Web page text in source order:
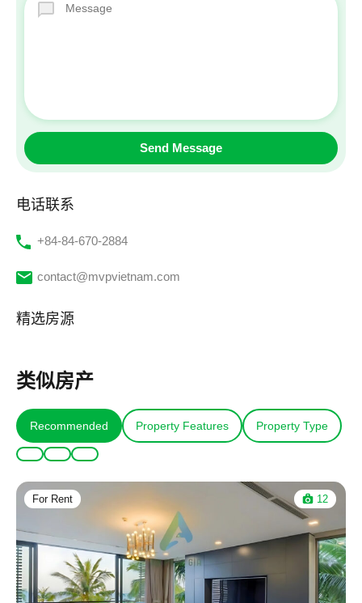
电话联系
‭+84-84-670-2884‬
contact@mvpvietnam.com
精选房源
类似房产
Recommended Property Features Property Type
For Rent 12